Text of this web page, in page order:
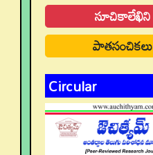
సూచికాలేఖిని
పాతసంచికలు
Circular